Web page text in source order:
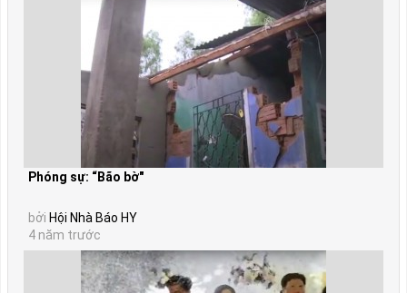
Phóng sự: “Bão bờ"
bởi Hội Nhà Báo HY
4 năm trước